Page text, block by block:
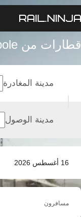
قطارات من Torbole إلى البندقية
16 أغسطس 2026
مدينة المغادرة
مدينة الوصول
مسافرون